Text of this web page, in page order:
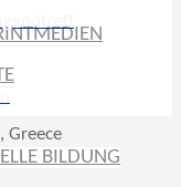
BILDUNG